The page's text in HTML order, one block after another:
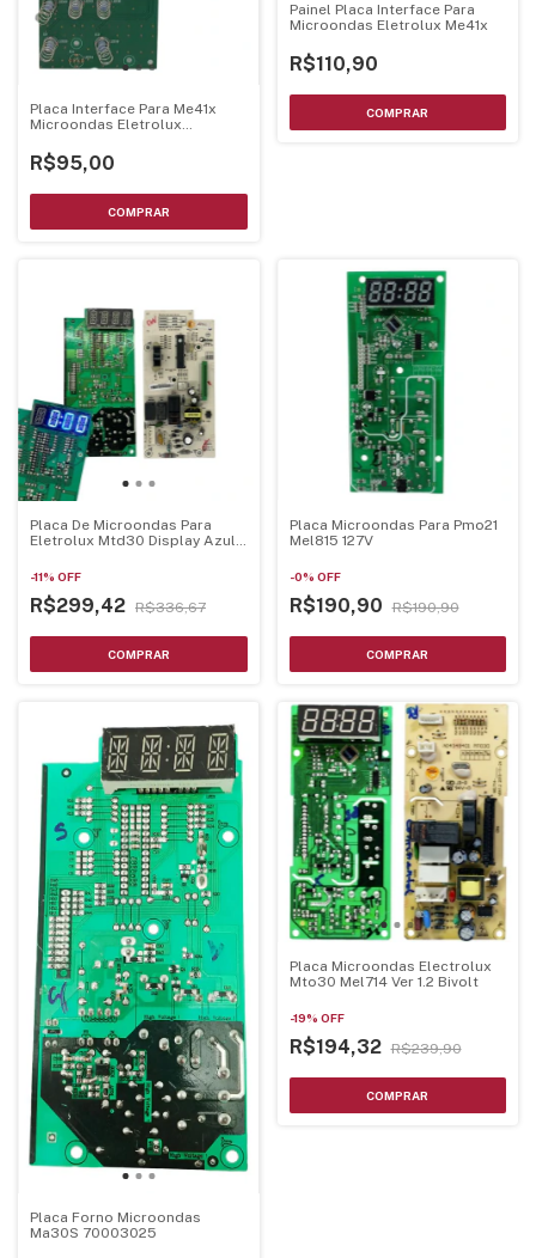
Placa Interface Para Me41x
Microondas Eletrolux
R$95,00
Painel Placa Interface Para
Microondas Eletrolux Me41x
R$110,90
Placa De Microondas Para
Eletrolux Mtd30 Display Azul
-11% OFF
R$299,42 R$336,67
Placa Microondas Para Pmo21
Mel815 127V
-0% OFF
R$190,90 R$190,90
Placa Forno Microondas
Ma30S 70003025
Placa Microondas Electrolux
Mto30 Mel714 Ver 1.2 Bivolt
-19% OFF
R$194,32 R$239,90